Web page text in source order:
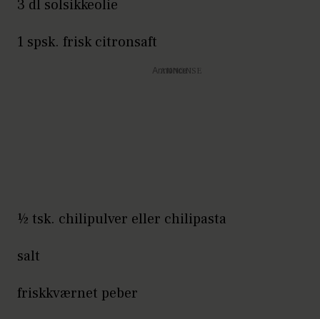
3 dl solsikkeolie
1 spsk. frisk citronsaft
Annonce
½ tsk. chilipulver eller chilipasta
salt
friskkværnet peber